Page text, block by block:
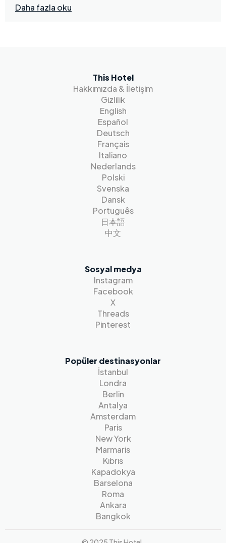
Daha fazla oku
This Hotel
Hakkımızda & İletişim
Gizlilik
English
Español
Deutsch
Français
Italiano
Nederlands
Polski
Svenska
Dansk
Português
日本語
中文
Sosyal medya
Instagram
Facebook
X
Threads
Pinterest
Popüler destinasyonlar
İstanbul
Londra
Berlin
Antalya
Amsterdam
Paris
New York
Marmaris
Kıbrıs
Kapadokya
Barselona
Roma
Ankara
Bangkok